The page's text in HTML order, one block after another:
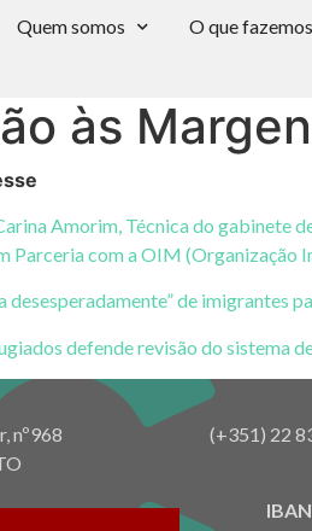
Quem somos O que fazemos
às
Amorim, Técnica do gabinete
Parceria com a OIM (Organização
desesperadamente” de imigrantes
defende revisão do sistema
nº968
(+351) 22
IBAN